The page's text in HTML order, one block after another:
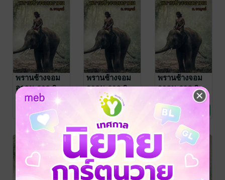
พรานช้างจอม
อาคม ภาค 2
ตอน 6
ก. กาญจน์/ ก.กาญ
นิยายผจญภัย/บู๊แอก
No Rating
พรานช้างจอม
อาคม ภาค 2
ตอน 5
ก. กาญจน์/ ก.กาญ
นิยายผจญภัย/บู๊แอก
No Rating
พรานช้างจอม
อาคม ภาค 2
ตอน 4
ก. กาญจน์
/ ก.กาญ
จน์
นิยายผจญภัย/บู๊แอก
ชัน
No Rating